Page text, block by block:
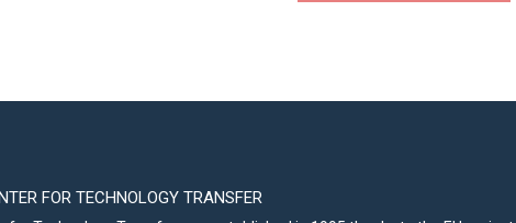
FOR TECHNOLOGY TRANSFER